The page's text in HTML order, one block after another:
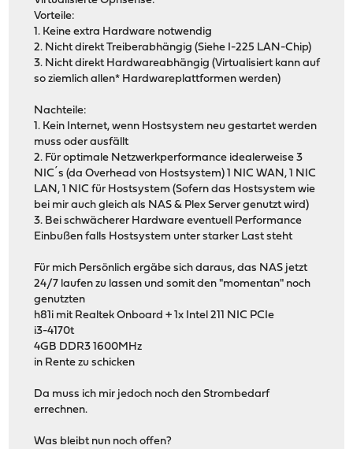
Vorteile:
1. Keine extra Hardware notwendig
2. Nicht direkt Treiberabhängig (Siehe I-225 LAN-Chip)
3. Nicht direkt Hardwareabhängig (Virtualisiert kann auf
so ziemlich allen* Hardwareplattformen werden)
Nachteile:
1. Kein Internet, wenn Hostsystem neu gestartet werden
muss oder ausfällt
2. Für optimale Netzwerkperformance idealerweise 3
NIC´s (da Overhead von Hostsystem) 1 NIC WAN, 1 NIC
LAN, 1 NIC für Hostsystem (Sofern das Hostsystem wie
bei mir auch gleich als NAS & Plex Server genutzt wird)
3. Bei schwächerer Hardware eventuell Performance
Einbußen falls Hostsystem unter starker Last steht
Für mich Persönlich ergäbe sich daraus, das NAS jetzt
24/7 laufen zu lassen und somit den "momentan" noch
genutzten
h81i mit Realtek Onboard + 1x Intel 211 NIC PCIe
i3-4170t
4GB DDR3 1600MHz
in Rente zu schicken
Da muss ich mir jedoch noch den Strombedarf
errechnen.
Was bleibt nun noch offen?